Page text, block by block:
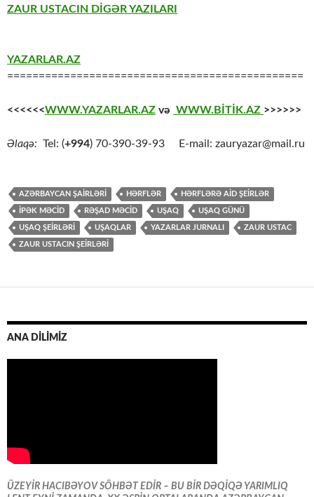
ZAUR USTACIN DİGƏR YAZILARI
YAZARLAR.AZ
===============================================
<<<<<<WWW.YAZARLAR.AZ və WWW.BİTİK.AZ >>>>>>
Əlaqə: Tel: (+994) 70-390-39-93 E-mail: zauryazar@mail.ru
AZƏRBAYCAN ŞAİRLƏRİ HƏRFLƏR HƏRFLƏRƏ AİD ŞEİRLƏR
İPƏK MƏCİD RƏŞAD MƏCİD UŞAQ UŞAQ GÜNÜ
UŞAQ ŞEİRLƏRİ UŞAQLAR YAZARLAR JURNALI ZAUR USTAC
ZAUR USTACIN ŞEİRLƏRİ
ANA DİLİMİZ
ÜZEYİR HACIBƏYOV SÖHBƏT EDİR – BU BİR DƏQİQƏ YARIMLIQ